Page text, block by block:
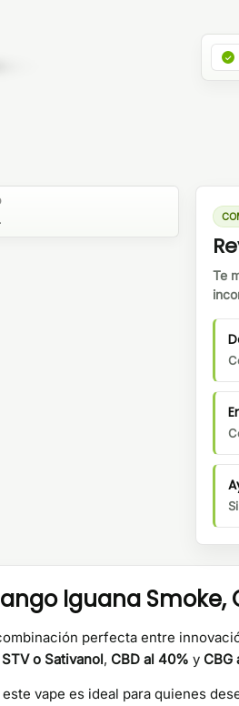
Te
Iguana Smoke,
perfecta entre
STV o Sativanol, CBD al 40% y CBG
vape es ideal para quienes